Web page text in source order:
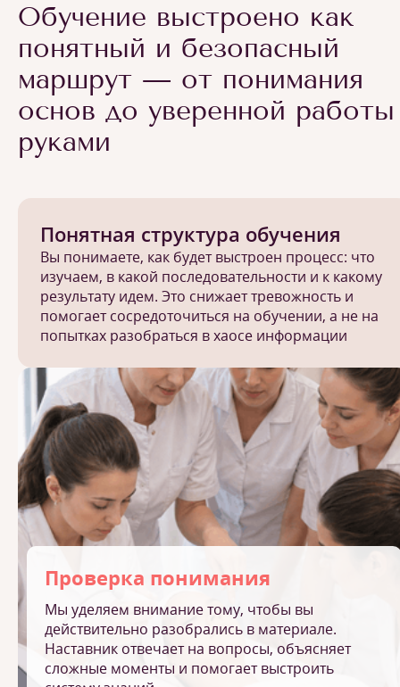
Обучение выстроено как
понятный и безопасный
маршрут — от понимания
основ до уверенной работы
руками
Понятная структура обучения
Вы понимаете, как будет выстроен процесс: что
изучаем, в какой последовательности и к какому
результату идем. Это снижает тревожность и
помогает сосредоточиться на обучении, а не на
попытках разобраться в хаосе информации
Проверка понимания
Мы уделяем внимание тому, чтобы вы
действительно разобрались в материале.
Наставник отвечает на вопросы, объясняет
сложные моменты и помогает выстроить